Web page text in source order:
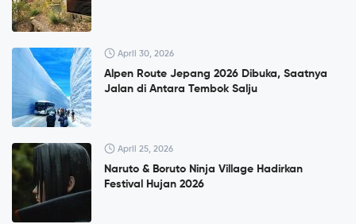
April 30, 2026
Alpen Route Jepang 2026 Dibuka, Saatnya
Jalan di Antara Tembok Salju
April 25, 2026
Naruto & Boruto Ninja Village Hadirkan
Festival Hujan 2026